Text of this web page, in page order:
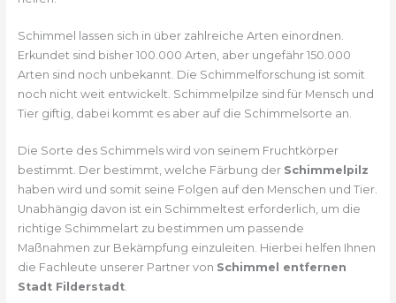
Schimmel lassen sich in über zahlreiche Arten einordnen.
Erkundet sind bisher 100.000 Arten, aber ungefähr 150.000
Arten sind noch unbekannt. Die Schimmelforschung ist somit
noch nicht weit entwickelt. Schimmelpilze sind für Mensch und
Tier giftig, dabei kommt es aber auf die Schimmelsorte an.
Die Sorte des Schimmels wird von seinem Fruchtkörper
bestimmt. Der bestimmt, welche Färbung der Schimmelpilz
haben wird und somit seine Folgen auf den Menschen und Tier.
Unabhängig davon ist ein Schimmeltest erforderlich, um die
richtige Schimmelart zu bestimmen um passende
Maßnahmen zur Bekämpfung einzuleiten. Hierbei helfen Ihnen
die Fachleute unserer Partner von Schimmel entfernen
Stadt Filderstadt.